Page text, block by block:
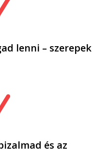
lenni – szerepek
és az